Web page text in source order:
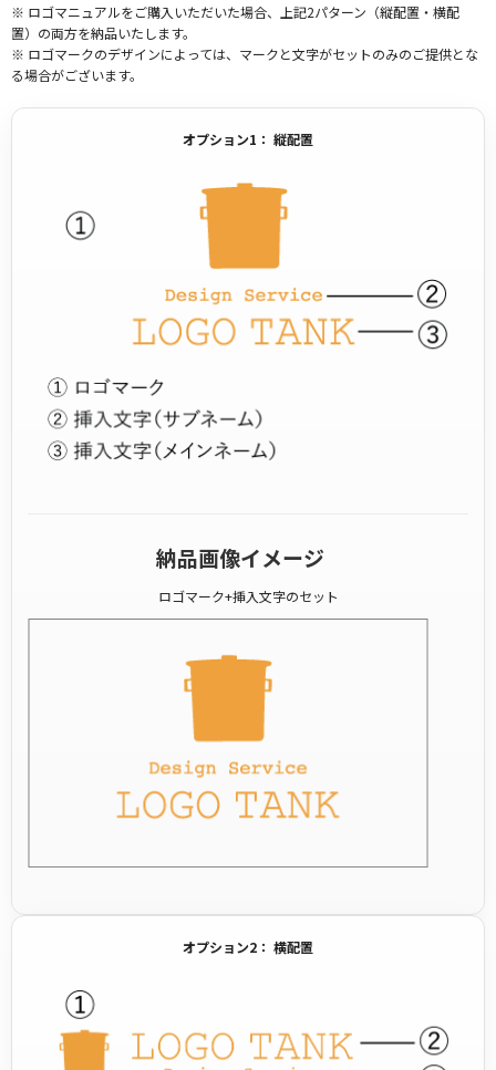
※ ロゴマニュアルをご購入いただいた場合、上記2パターン（縦配置・横配
置）の両方を納品いたします。
※ ロゴマークのデザインによっては、マークと文字がセットのみのご提供とな
る場合がございます。
オプション1： 縦配置
納品画像イメージ
ロゴマーク+挿入文字のセット
オプション2： 横配置